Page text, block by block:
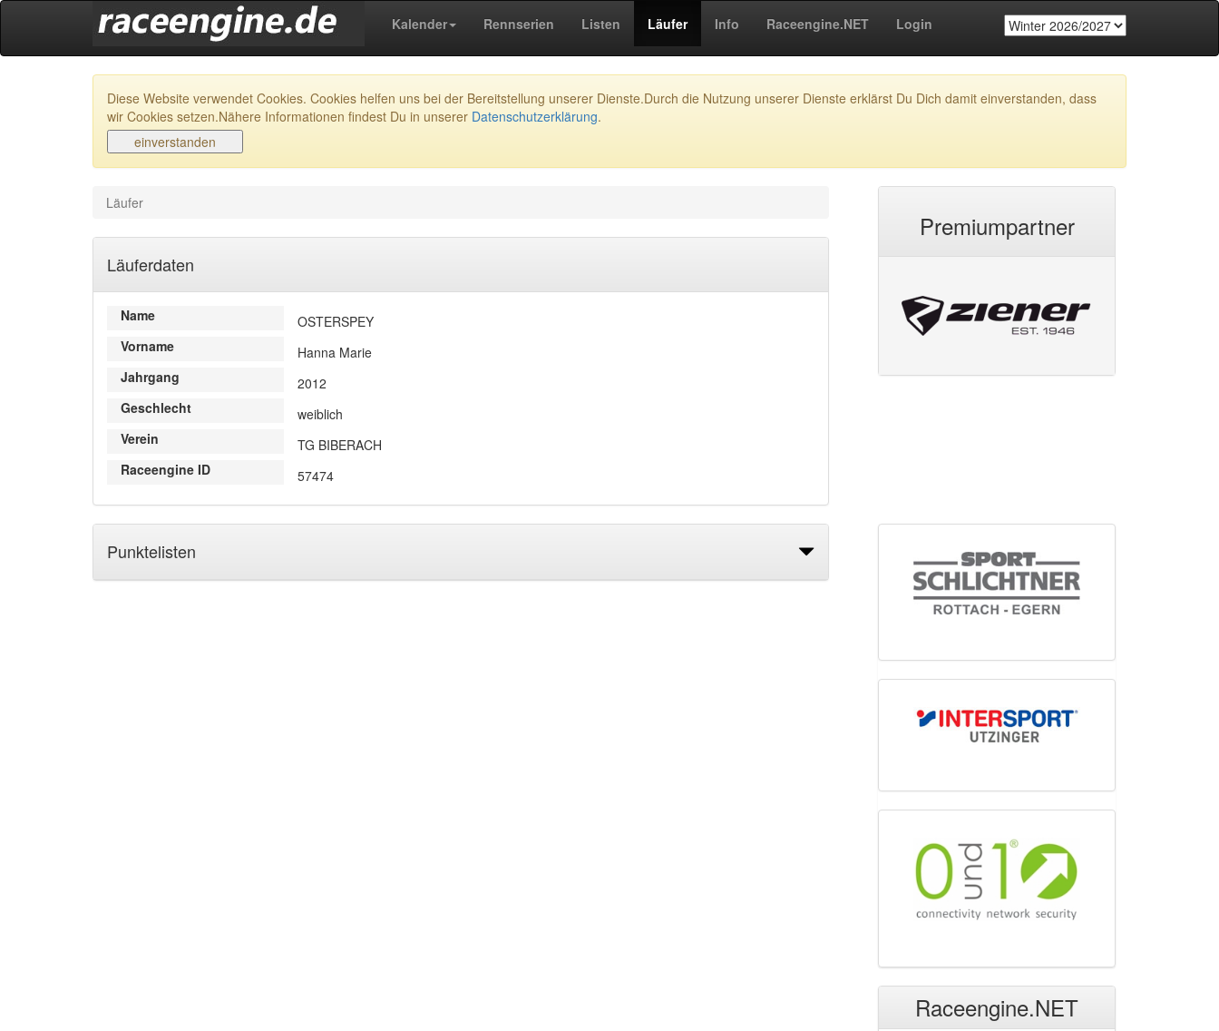
Kalender Rennserien Listen Läufer Info Raceengine.NET Login
Diese Website verwendet Cookies. Cookies helfen uns bei der Bereitstellung unserer Dienste.Durch die Nutzung unserer Dienste erklärst Du Dich damit einverstanden, dass
wir Cookies setzen.Nähere Informationen findest Du in unserer Datenschutzerklärung.
Läufer
Läuferdaten
Name
OSTERSPEY
Vorname
Hanna Marie
Jahrgang
2012
Geschlecht
weiblich
Verein
TG BIBERACH
Raceengine ID
57474
Premiumpartner
Punktelisten
Raceengine.NET